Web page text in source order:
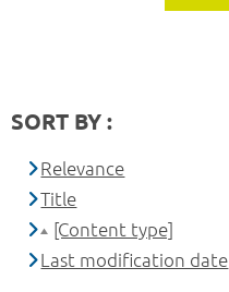
SORT BY :
Relevance
Title
[Content type]
Last modification date